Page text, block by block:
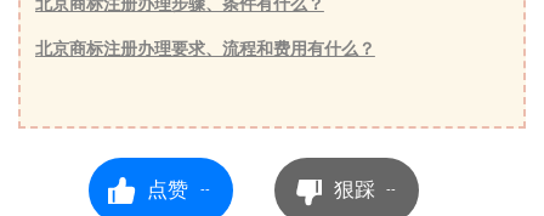
北京商标注册办理要求、流程和费用有什么？
点赞 -- 狠踩 --